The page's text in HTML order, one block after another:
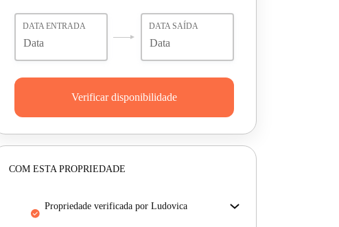
DATA ENTRADA DATA SAÍDA
Verificar disponibilidade
COM ESTA PROPRIEDADE
propriedade verificada por Ludovica